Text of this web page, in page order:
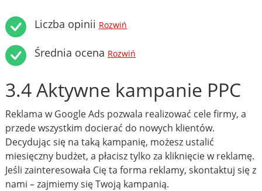
Liczba opinii Rozwiń
Średnia ocena Rozwiń
3.4 Aktywne kampanie PPC
Reklama w Google Ads pozwala realizować cele firmy, a
przede wszystkim docierać do nowych klientów.
Decydując się na taką kampanię, możesz ustalić
miesięczny budżet, a płacisz tylko za kliknięcie w reklamę.
Jeśli zainteresowała Cię ta forma reklamy, skontaktuj się z
nami – zajmiemy się Twoją kampanią.